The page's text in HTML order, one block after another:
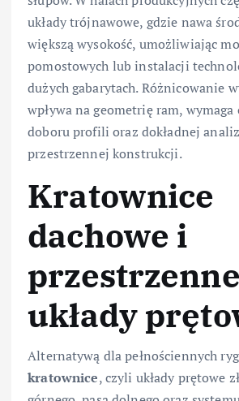
układy trójnawowe, gdzie nawa
większą wysokość, umożliwiając
pomostowych lub instalacji
dużych gabarytach. Różnicowanie
wpływa na geometrię ram,
doboru profili oraz dokładnej
przestrzennej konstrukcji.
Kratownice
dachowe i
przestrzenne
układy
Alternatywą dla pełnościennych
kratownice, czyli układy prętowe